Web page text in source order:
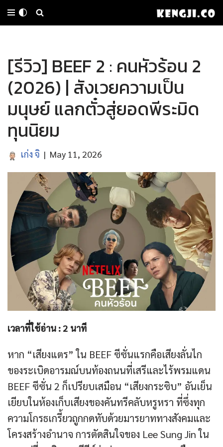
Skip
content
[รีวิว] BEEF 2 : คนหัวร้อน 2
(2026) | สังเวยความเป็น
มนุษย์ แลกตั๋วสู่ยอดพีระมิด
ทุนนิยม
เก่ง จิ May 11, 2026
เวลาที่ใช้อ่าน :2 นาที
หาก “เสียงแตร” ใน BEEF ซีซั่นแรกคือเสียงลั่นไก
ของระเบิดอารมณ์บนท้องถนนที่เสรีและไร้พรมแดน
BEEF ซีซั่น 2 ก็เปรียบเสมือน “เสียงกระซิบ” อันเย็น
เยียบในห้องเก็บเสียงของคันทรีคลับหรูหรา ที่ซึ่งทุก
ความโกรธเกรี้ยวถูกกดทับด้วยมารยาททางสังคมและ
โครงสร้างอำนาจ การตัดสินใจของ Lee Sung Jin ใน